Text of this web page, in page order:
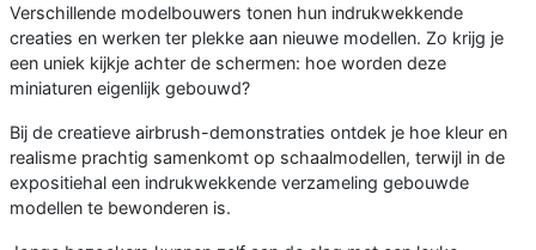
Verschillende modelbouwers tonen hun indrukwekkende
creaties en werken ter plekke aan nieuwe modellen. Zo krijg je
een uniek kijkje achter de schermen: hoe worden deze
miniaturen eigenlijk gebouwd?
Bij de creatieve airbrush-demonstraties ontdek je hoe kleur en
realisme prachtig samenkomt op schaalmodellen, terwijl in de
expositiehal een indrukwekkende verzameling gebouwde
modellen te bewonderen is.